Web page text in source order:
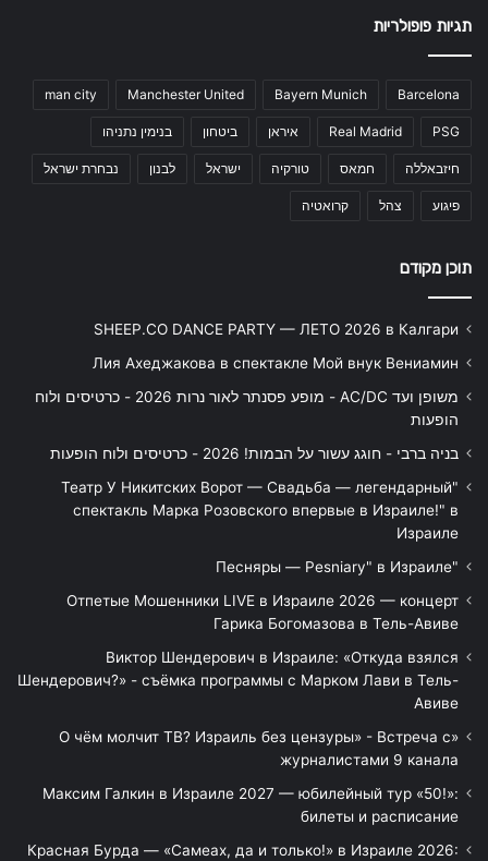
תגיות פופולריות
Barcelona
Bayern Munich
Manchester United
man city
PSG
Real Madrid איראן ביטחון בנימין נתניהו
חיזבאללה חמאס טורקיה ישראל לבנון נבחרת ישראל
פיגוע צהל קרואטיה
תוכן מקודם
SHEEP.CO DANCE PARTY — ЛЕТО 2026 в Калгари
Лия Ахеджакова в спектакле Мой внук Вениамин
משופן ועד AC/DC - מופע פסנתר לאור נרות 2026 - כרטיסים ולוח
הופעות
בניה ברבי - חוגג עשור על הבמות! 2026 - כרטיסים ולוח הופעות
"Театр У Никитских Ворот — Свадьба — легендарный
спектакль Марка Розовского впервые в Израиле!" в
Израиле
"Песняры — Pesniary" в Израиле
Отпетые Мошенники LIVE в Израиле 2026 — концерт
Гарика Богомазова в Тель-Авиве
Виктор Шендерович в Израиле: «Откуда взялся
Шендерович?» - съёмка программы с Марком Лави в Тель-
Авиве
«О чём молчит ТВ? Израиль без цензуры» - Встреча с
журналистами 9 канала
Максим Галкин в Израиле 2027 — юбилейный тур «50!»:
билеты и расписание
Красная Бурда — «Самеах, да и только!» в Израиле 2026: